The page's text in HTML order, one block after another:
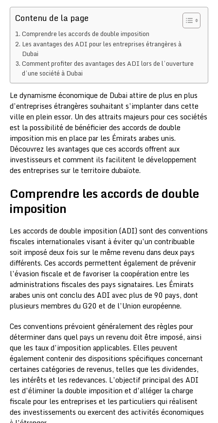
Contenu de la page
Comprendre les accords de double imposition
Les avantages des ADI pour les entreprises étrangères à
Dubai
Comment profiter des avantages des ADI lors de l’ouverture
d’une société à Dubai
Le dynamisme économique de Dubai attire de plus en plus
d’entreprises étrangères souhaitant s’implanter dans cette
ville en plein essor. Un des attraits majeurs pour ces sociétés
est la possibilité de bénéficier des accords de double
imposition mis en place par les Émirats arabes unis.
Découvrez les avantages que ces accords offrent aux
investisseurs et comment ils facilitent le développement
des entreprises sur le territoire dubaïote.
Comprendre les accords de double
imposition
Les accords de double imposition (ADI) sont des conventions
fiscales internationales visant à éviter qu’un contribuable
soit imposé deux fois sur le même revenu dans deux pays
différents. Ces accords permettent également de prévenir
l’évasion fiscale et de favoriser la coopération entre les
administrations fiscales des pays signataires. Les Émirats
arabes unis ont conclu des ADI avec plus de 90 pays, dont
plusieurs membres du G20 et de l’Union européenne.
Ces conventions prévoient généralement des règles pour
déterminer dans quel pays un revenu doit être imposé, ainsi
que les taux d’imposition applicables. Elles peuvent
également contenir des dispositions spécifiques concernant
certaines catégories de revenus, telles que les dividendes,
les intérêts et les redevances. L’objectif principal des ADI
est d’éliminer la double imposition et d’alléger la charge
fiscale pour les entreprises et les particuliers qui réalisent
des investissements ou exercent des activités économiques